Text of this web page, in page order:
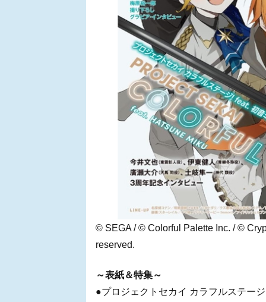
© SEGA / © Colorful Palette Inc. / ©
reserved.
～表紙＆特集～
●プロジェクトセカイ カラフルステー